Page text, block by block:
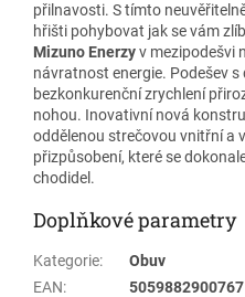
přilnavosti. S tímto
hřišti pohybovat jak se vám
Mizuno Enerzyv mezipodešvi
návratnost energie. Podešev s
bezkonkurenční zrychlení
nohou. Inovativní nová
oddělenou strečovou vnitřní a
přizpůsobení, které se
chodidel.
Doplňkové parametry
Kategorie:
Obuv
EAN:
5059882900767